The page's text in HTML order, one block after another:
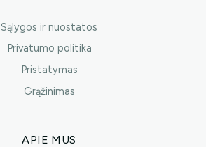
Sąlygos ir nuostatos
Privatumo politika
Pristatymas
Grąžinimas
APIE MUS